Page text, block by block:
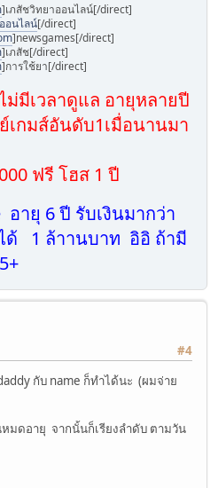
]เภสัชวิทยาออนไลน์[/direct]
อนไลน์[/direct]
]newsgames[/direct]
]เภสัช[/direct]
]การใช้ยา[/direct]
มีเวลาดูแล อายุหลายปี
เกมส์อันดับ1เมื่อนานมา
ฟรี โฮส 1 ปี
ายุ 6 ปี รับเงินมากว่า
ด้ 1 ล้าานบาท อิอิ ถ้ามี
#4
กับ name ก็ทำได้นะ (ผมจ่าย
มดอายุ จากนั้นก็เรียงลำดับ ตามวัน